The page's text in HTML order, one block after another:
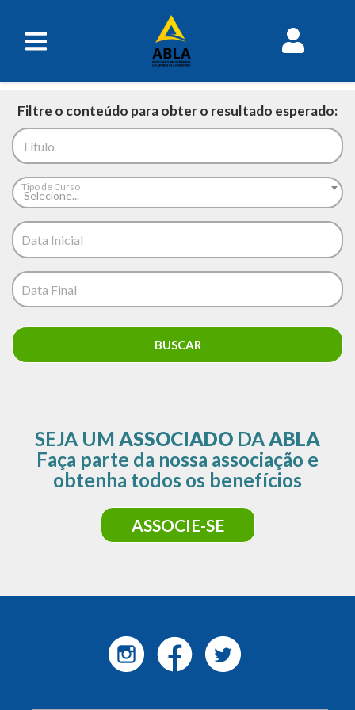
Não há cursos disponíveis
no momento.
Filtre o conteúdo para obter o resultado esperado:
Título
Selecione...
Tipo de Curso
Data Inicial
Data Final
BUSCAR
SEJA UM ASSOCIADO DAABLA
Faça parte da nossa associação e
obtenha todos os benefícios
ASSOCIE-SE